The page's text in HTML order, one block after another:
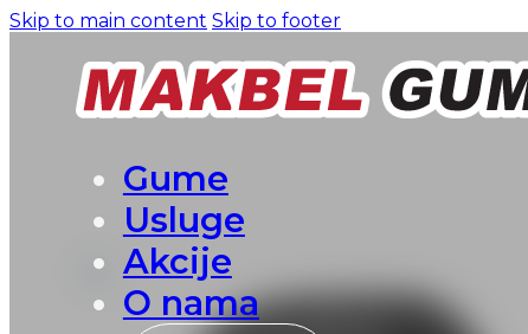
Skip to main content Skip to footer
Gume
Usluge
Akcije
O nama